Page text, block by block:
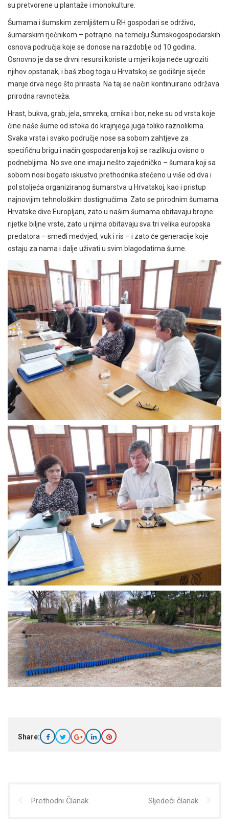
su pretvorene u plantaže i monokulture.
Šumama i šumskim zemljištem u RH gospodari se održivo,
šumarskim rječnikom – potrajno. na temelju Šumskogospodarskih
osnova područja koje se donose na razdoblje od 10 godina.
Osnovno je da se drvni resursi koriste u mjeri koja neće ugroziti
njihov opstanak, i baš zbog toga u Hrvatskoj se godišnje siječe
manje drva nego što prirasta. Na taj se način kontinuirano održava
prirodna ravnoteža.
Hrast, bukva, grab, jela, smreka, crnika i bor, neke su od vrsta koje
čine naše šume od istoka do krajnjega juga toliko raznolikima.
Svaka vrsta i svako područje nose sa sobom zahtjeve za
specifičnu brigu i način gospodarenja koji se razlikuju ovisno o
podnebljima. No sve one imaju nešto zajedničko – šumara koji sa
sobom nosi bogato iskustvo prethodnika stečeno u više od dva i
pol stoljeća organiziranog šumarstva u Hrvatskoj, kao i pristup
najnovijim tehnološkim dostignućima. Zato se prirodnim šumama
Hrvatske dive Europljani, zato u našim šumama obitavaju brojne
rijetke biljne vrste, zato u njima obitavaju sva tri velika europska
predatora – smeđi medvjed, vuk i ris – i zato će generacije koje
ostaju za nama i dalje uživati u svim blagodatima šume.
Share:
Prethodni Članak Sljedeći članak